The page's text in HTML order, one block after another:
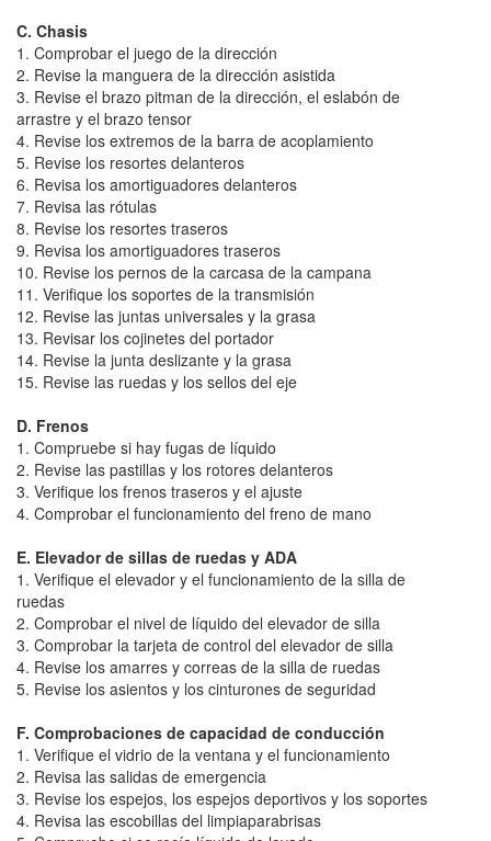
C. Chasis
1. Comprobar el juego de la dirección
2. Revise la manguera de la dirección asistida
3. Revise el brazo pitman de la dirección, el eslabón de
arrastre y el brazo tensor
4. Revise los extremos de la barra de acoplamiento
5. Revise los resortes delanteros
6. Revisa los amortiguadores delanteros
7. Revisa las rótulas
8. Revise los resortes traseros
9. Revisa los amortiguadores traseros
10. Revise los pernos de la carcasa de la campana
11. Verifique los soportes de la transmisión
12. Revise las juntas universales y la grasa
13. Revisar los cojinetes del portador
14. Revise la junta deslizante y la grasa
15. Revise las ruedas y los sellos del eje
D. Frenos
1. Compruebe si hay fugas de líquido
2. Revise las pastillas y los rotores delanteros
3. Verifique los frenos traseros y el ajuste
4. Comprobar el funcionamiento del freno de mano
E. Elevador de sillas de ruedas y ADA
1. Verifique el elevador y el funcionamiento de la silla de
ruedas
2. Comprobar el nivel de líquido del elevador de silla
3. Comprobar la tarjeta de control del elevador de silla
4. Revise los amarres y correas de la silla de ruedas
5. Revise los asientos y los cinturones de seguridad
F. Comprobaciones de capacidad de conducción
1. Verifique el vidrio de la ventana y el funcionamiento
2. Revisa las salidas de emergencia
3. Revise los espejos, los espejos deportivos y los soportes
4. Revisa las escobillas del limpiaparabrisas